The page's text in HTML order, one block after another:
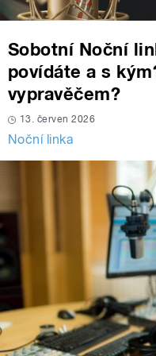
Sobotní Noční
povídáte a s
vypravěčem?
13. červen 2026
Noční linka